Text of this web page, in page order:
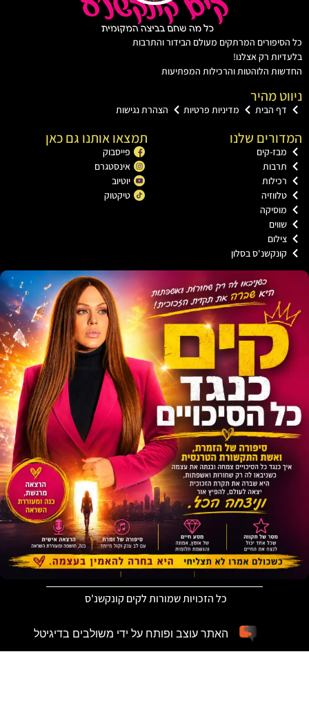
המרתקים מעולם הבידור והתרבות
רק אצלנו!
הלוהטות והרכילות המפתיעות
מהיר
הבית מדיניות פרטיות הצהרת נגישות
שלנו
קים
בסלון
תמצאו אותנו גם כאן
פייסבוק
אינסטגרם
יוטיוב
טיקטוק
כל הזכויות שמורות לקים קונקשנ'ס
האתר עוצב ופותח על ידי משולבים בדיגיטל